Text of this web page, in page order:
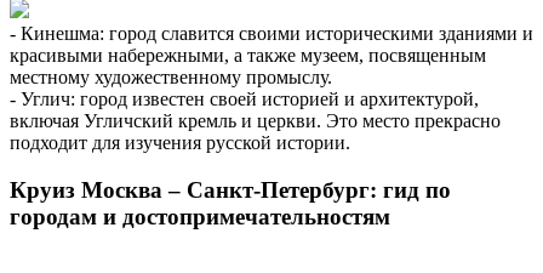
- Кинешма: город славится своими историческими зданиями и
красивыми набережными, а также музеем, посвященным
местному художественному промыслу.
- Углич: город известен своей историей и архитектурой,
включая Угличский кремль и церкви. Это место прекрасно
подходит для изучения русской истории.
Круиз Москва – Санкт-Петербург: гид по
городам и достопримечательностям